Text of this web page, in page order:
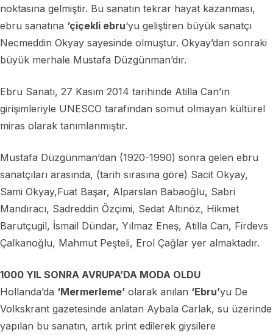
noktasına gelmiştir. Bu sanatın tekrar hayat kazanması,
ebru sanatına ‘çiçekli ebru‘yu geliştiren büyük sanatçı
Necmeddin Okyay sayesinde olmuştur. Okyay’dan sonraki
büyük merhale Mustafa Düzgünman’dır.
Ebru Sanatı, 27 Kasım 2014 tarihinde Atilla Can’ın
girişimleriyle UNESCO tarafından somut olmayan kültürel
miras olarak tanımlanmıştır.
Mustafa Düzgünman’dan (1920-1990) sonra gelen ebru
sanatçıları arasında, (tarih sırasına göre) Sacit Okyay,
Sami Okyay,Fuat Başar, Alparslan Babaoğlu, Sabri
Mandıracı, Sadreddin Özçimi, Sedat Altınöz, Hikmet
Barutçugil, İsmail Dündar, Yılmaz Eneş, Atilla Can, Firdevs
Çalkanoğlu, Mahmut Peşteli, Erol Çağlar yer almaktadır.
1000 YIL SONRA AVRUPA’DA MODA OLDU
Hollanda’da ‘Mermerleme’ olarak anılan ‘Ebru’yu De
Volkskrant gazetesinde anlatan Aybala Carlak, su üzerinde
yapılan bu sanatın, artık print edilerek giysilere